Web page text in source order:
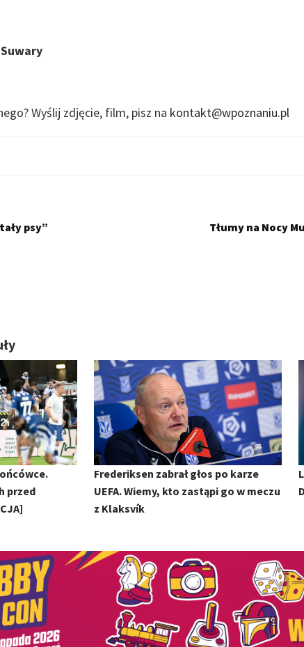
Wyślij zdjęcie, film, pisz na kontakt@wpoznaniu.pl
psy”
Tłumy na Nocy
przed
Frederiksen zabrał głos po karze
UEFA. Wiemy, kto zastąpi go w meczu
z Klaksvík